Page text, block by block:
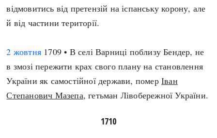
відмовитись від претензій на іспанську корону, але
й від частини території.
2 жовтня 1709 • В селі Варниці поблизу Бендер, не
в змозі пережити крах свого плану на становлення
України як самостійної держави, померІван
Степанович Мазепа, гетьман Лівобережної України.
1710